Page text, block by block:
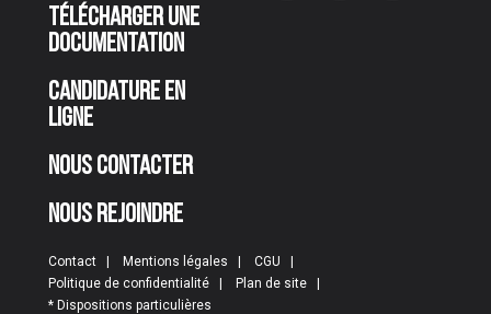
Télécharger une
documentation
Candidature en
ligne
Nous contacter
Nous rejoindre
Contact Mentions légales
CGU
Politique de confidentialité
Plan de site
* Dispositions particulières